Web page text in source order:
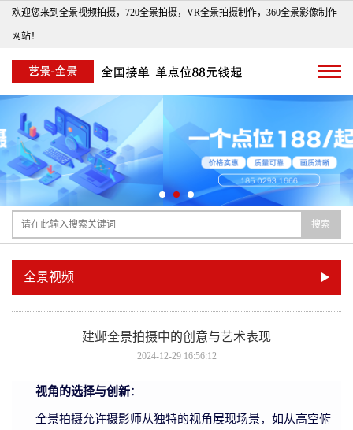
欢迎您来到全景视频拍摄，720全景拍摄，VR全景拍摄制作，360全景影像制作
网站！
搜索
全景视频
建邺全景拍摄中的创意与艺术表现
2024-12-29 16:56:12
视角的选择与创新：
全景拍摄允许摄影师从独特的视角展现场景，如从高空俯